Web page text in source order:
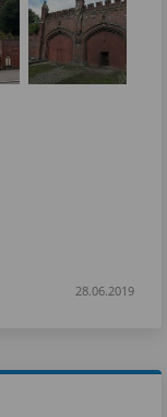
28.06.2019